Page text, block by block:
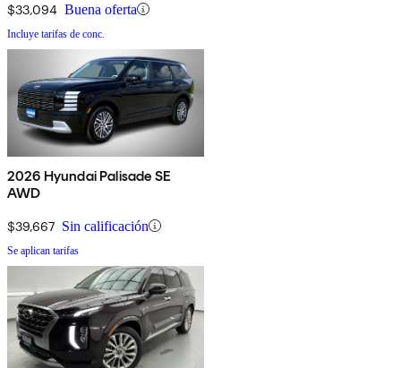
$33,094 Buena oferta
Incluye tarifas de conc.
2026 Hyundai Palisade SE
AWD
$39,667 Sin calificación
Se aplican tarifas